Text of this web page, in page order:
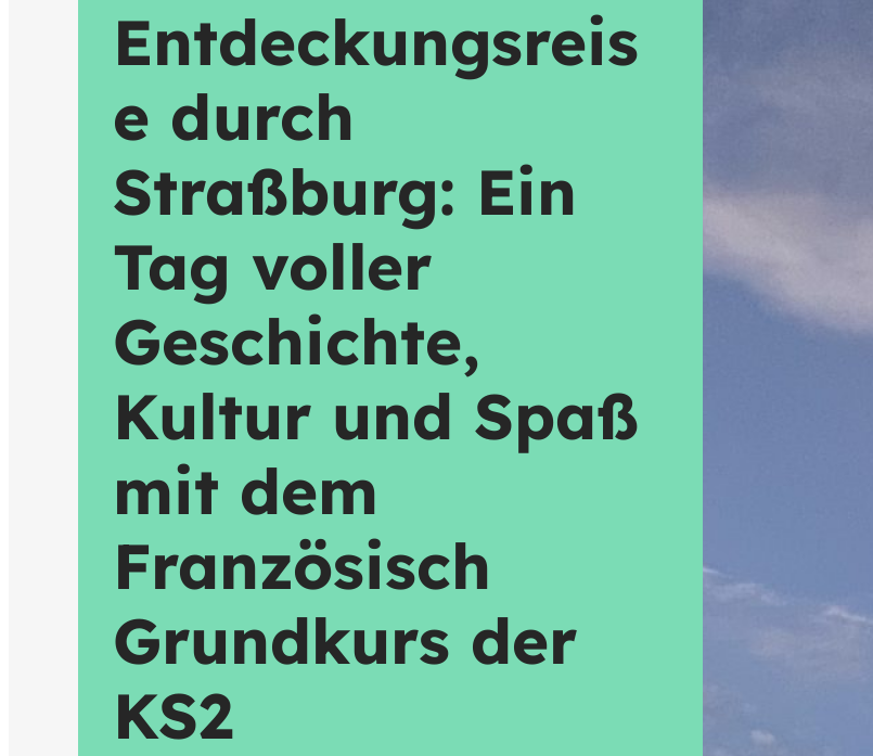
Entdeckungsreis
e durch
Straßburg: Ein
Tag voller
Geschichte,
Kultur und Spaß
mit dem
Französisch
Grundkurs der
KS2